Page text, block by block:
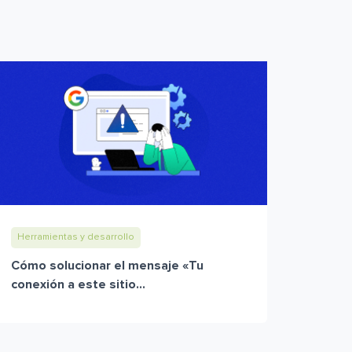
Herramientas y desarrollo
Cómo solucionar el mensaje «Tu
conexión a este sitio...